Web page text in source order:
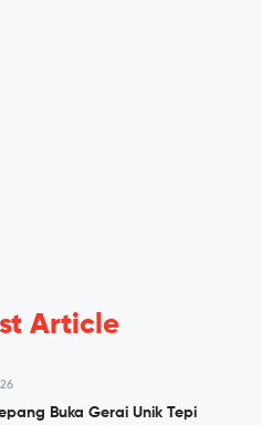
Article
Buka Gerai Unik Tepi